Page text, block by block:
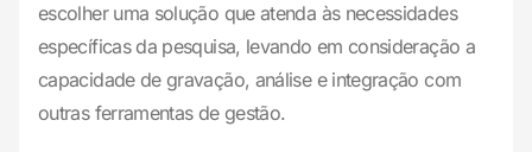
escolher uma solução que atenda às necessidades
específicas da pesquisa, levando em consideração a
capacidade de gravação, análise e integração com
outras ferramentas de gestão.